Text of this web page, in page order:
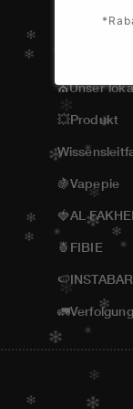
⛪Unser
💥Produkt
🍇Vapepie
🍓AL
🍍FIBIE
🍉INSTABAR
🚛Verfolgung